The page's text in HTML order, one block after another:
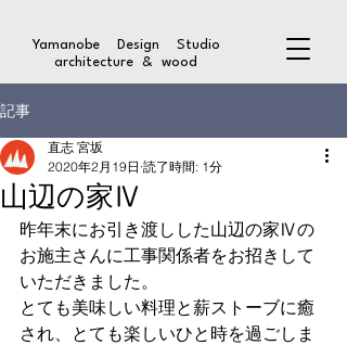
Yamanobe Design Studio
architecture & wood
記事
山辺の家Ⅳ
直志 宮坂
2020年2月19日 読了時間: 1分
昨年末にお引き渡しした山辺の家Ⅳの
お施主さんに工事関係者をお招きして
いただきました。
とても美味しい料理と薪ストーブに癒
され、とても楽しいひと時を過ごしま